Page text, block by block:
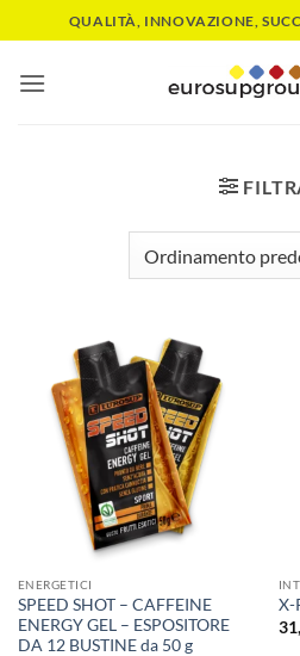
ai
contenuti
QUALITÀ, INNOVAZIONE,
ENERGETICI
SPEED SHOT – CAFFEINE
ENERGY GEL – ESPOSITORE
DA 12 BUSTINE da 50 g
X-